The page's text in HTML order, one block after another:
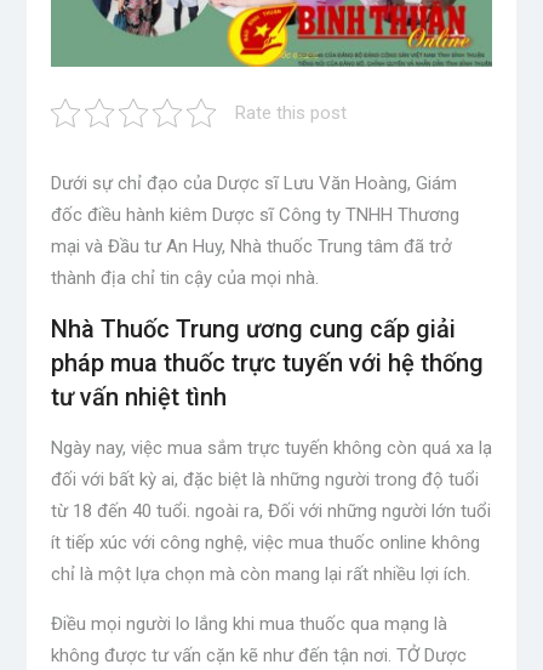
Rate this post
Dưới sự chỉ đạo của Dược sĩ Lưu Văn Hoàng, Giám
đốc điều hành kiêm Dược sĩ Công ty TNHH Thương
mại và Đầu tư An Huy, Nhà thuốc Trung tâm đã trở
thành địa chỉ tin cậy của mọi nhà.
Nhà Thuốc Trung ương cung cấp giải
pháp mua thuốc trực tuyến với hệ thống
tư vấn nhiệt tình
Ngày nay, việc mua sắm trực tuyến không còn quá xa lạ
đối với bất kỳ ai, đặc biệt là những người trong độ tuổi
từ 18 đến 40 tuổi. ngoài ra, Đối với những người lớn tuổi
ít tiếp xúc với công nghệ, việc mua thuốc online không
chỉ là một lựa chọn mà còn mang lại rất nhiều lợi ích.
Điều mọi người lo lắng khi mua thuốc qua mạng là
không được tư vấn cặn kẽ như đến tận nơi. TỞ Dược